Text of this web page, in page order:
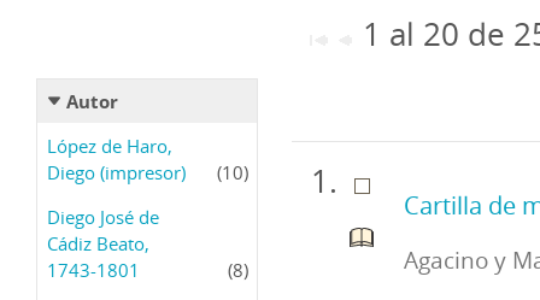
Autor
López de Haro,
Diego (impresor)
(10)
Diego José de
Cádiz Beato,
1743-1801
(8)
1 al 20 de
Cartilla de
Agacino y